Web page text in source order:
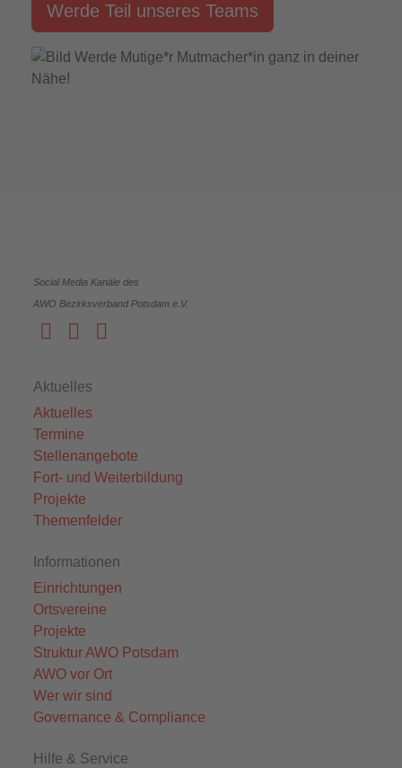
Werde Teil unseres Teams
Social Media Kanäle des
AWO Bezirksverband Potsdam e.V.
Aktuelles
Aktuelles
Termine
Stellenangebote
Fort- und Weiterbildung
Projekte
Themenfelder
Informationen
Einrichtungen
Ortsvereine
Projekte
Struktur AWO Potsdam
AWO vor Ort
Wer wir sind
Governance & Compliance
Hilfe & Service